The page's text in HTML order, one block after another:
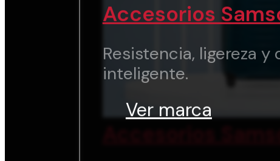
Accesorios
Accesorios
Resistencia, ligereza y
inteligente.
Ver marca